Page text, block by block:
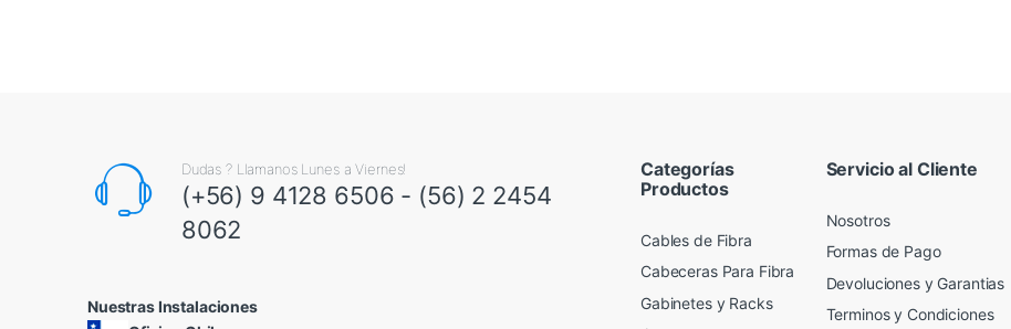
Dudas ? Llamanos Lunes a Viernes!
(+56) 9 4128 6506 - (56) 2 2454
8062
Nuestras Instalaciones
Categorías
Productos
Cables de Fibra
Cabeceras Para Fibra
Gabinetes y Racks
Servicio al Cliente
Nosotros
Formas de Pago
Devoluciones y Garantias
Terminos y Condiciones